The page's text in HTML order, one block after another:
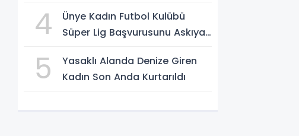
4
Ünye Kadın Futbol Kulübü
Süper Lig Başvurusunu Askıya
5
Yasaklı Alanda Denize Giren
Kadın Son Anda Kurtarıldı